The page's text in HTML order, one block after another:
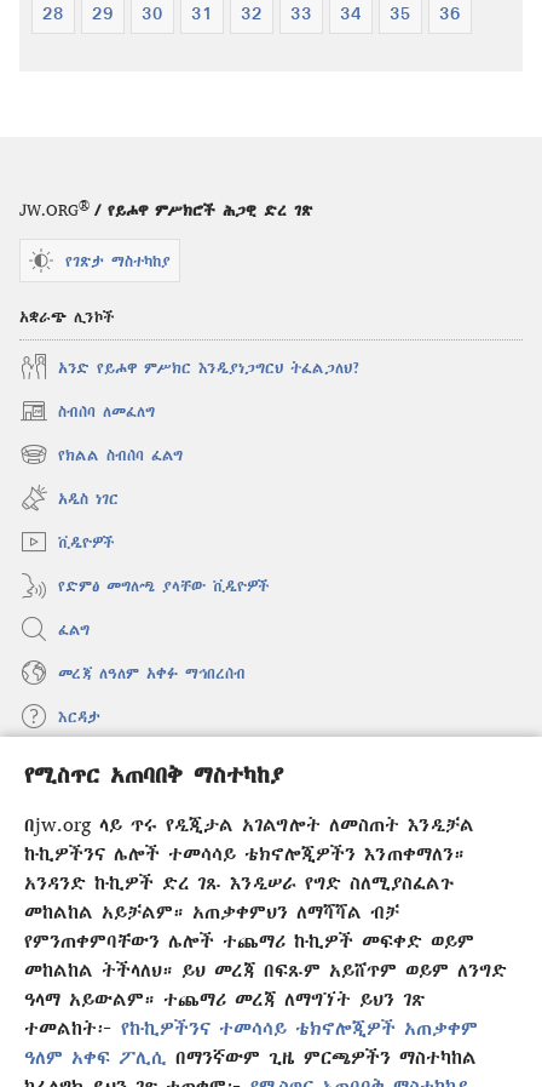
የሚስጥር አጠባበቅ ማስተካከያ
በjw.org ላይ ጥሩ የዲጂታል አገልግሎት ለመስጠት እንዲቻል
ኩኪዎችንና ሌሎች ተመሳሳይ ቴክኖሎጂዎችን እንጠቀማለን።
አንዳንድ ኩኪዎች ድረ ገጹ እንዲሠራ የግድ ስለሚያስፈልጉ
መከልከል አይቻልም። አጠቃቀምህን ለማሻሻል ብቻ
የምንጠቀምባቸውን ሌሎች ተጨማሪ ኩኪዎች መፍቀድ ወይም
መከልከል ትችላለህ። ይህ መረጃ በፍጹም አይሸጥም ወይም ለንግድ
ዓላማ አይውልም። ተጨማሪ መረጃ ለማግኘት ይህን ገጽ
ተመልከት፦ የኩኪዎችንና ተመሳሳይ ቴክኖሎጂዎች አጠቃቀም
ዓለም አቀፍ ፖሊሲ
በማንኛውም ጊዜ ምርጫዎችን ማስተካከል
28 29 30 31 32 33 34 35 36
JW.ORG® / የይሖዋ ምሥክሮች ሕጋዊ ድረ ገጽ
የገጽታ ማስተካከያ
አቋራጭ ሊንኮች
አንድ የይሖዋ ምሥክር እንዲያነጋግርህ ትፈልጋለህ?
ስብሰባ ለመፈለግ
(አዲስ
ዊንዶው
ክፈት)
የክልል ስብሰባ ፈልግ
(አዲስ
ዊንዶው
ክፈት)
አዲስ ነገር
ቪዲዮዎች
የድምፅ መግለጫ ያላቸው ቪዲዮዎች
ፈልግ
መረጃ ለዓለም አቀፉ ማኅበረሰብ
እርዳታ
መዋጮዎች
(አዲስ
ክፈት)
የመጠበቂያ ግንብ የኢንተርኔት ቤተ መጻሕፍት
(አዲስ
ዊንዶው
®
(አዲስ
ዊንዶው
®
Copyright © 2026 Watch Tower Bible and Tract Society of Pennsylvania.